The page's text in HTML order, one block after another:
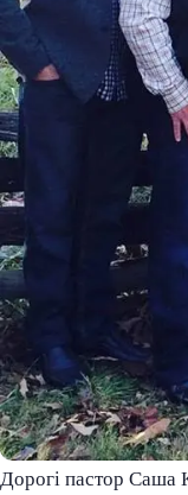
Дорогі пастор Саша